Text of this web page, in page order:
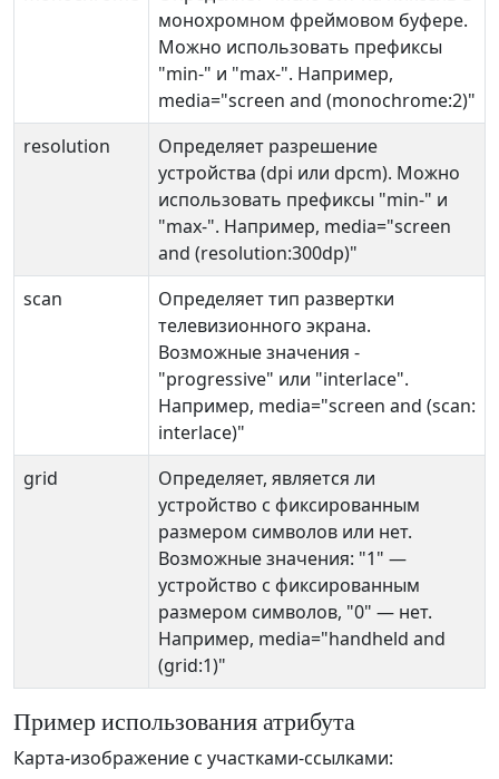
монохромном фреймовом буфере.
Можно использовать префиксы
"min-" и "max-". Например,
media="screen and (monochrome:2)"
resolution
Определяет разрешение
устройства (dpi или dpcm). Можно
использовать префиксы "min-" и
"max-". Например, media="screen
and (resolution:300dp)"
scan
Определяет тип развертки
телевизионного экрана.
Возможные значения -
"progressive" или "interlace".
Например, media="screen and (scan:
interlace)"
grid
Определяет, является ли
устройство с фиксированным
размером символов или нет.
Возможные значения: "1" —
устройство с фиксированным
размером символов, "0" — нет.
Например, media="handheld and
(grid:1)"
Пример использования атрибута
Карта-изображение с участками-ссылками: